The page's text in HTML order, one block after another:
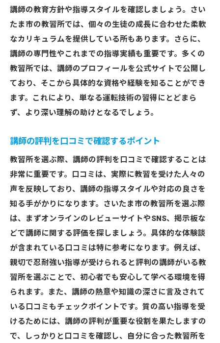
講師の教育方針や指導スタイルを確認しましょう。さい
たま市の教習所では、個々の生徒の成長に合わせた柔軟
なカリキュラムを提供している所もあります。さらに、
講師の専門性やこれまでの指導実績も重要です。多くの
教習所では、講師のプロフィールを公式サイトで公開し
ており、そこから具体的な資格や経験を知ることができ
ます。これにより、単なる運転技術の習得にとどまら
ず、より深い理解の助けとなるでしょう。
講師の評判を口コミで確認するポイント
教習所を選ぶ際、講師の評判を口コミで確認することは
非常に重要です。口コミは、実際に教習を受けた人々の
声を反映しており、講師の指導スタイルや対応の良さを
知る手がかりになります。さいたま市の教習所を選ぶ際
は、まずオンラインのレビューサイトやSNS、掲示板な
どで講師に関する評価を探しましょう。具体的な体験談
が含まれている口コミは特に参考になります。例えば、
親切で忍耐強い指導が受けられると評判の講師がいる教
習所を選ぶことで、初心者でも安心して学べる環境を得
られます。また、講師の熱意や知識の深さに言及されて
いる口コミもチェックポイントです。質の高い指導を受
けるためには、講師の評判が重要な役割を果たしますの
で、しっかりと口コミを確認し、自分に合った教習所を